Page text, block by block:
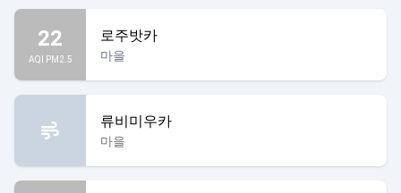
22
AQI PM2.5
로주밧카
마을
류비미우카
마을